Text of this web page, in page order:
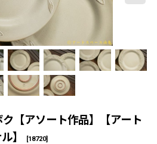
【アソート作品】【アート
】
[18720]